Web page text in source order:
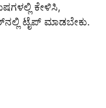
ಕೇಳಿಸಿ,
ಟೈಪ್ ಮಾಡಬೇಕು.